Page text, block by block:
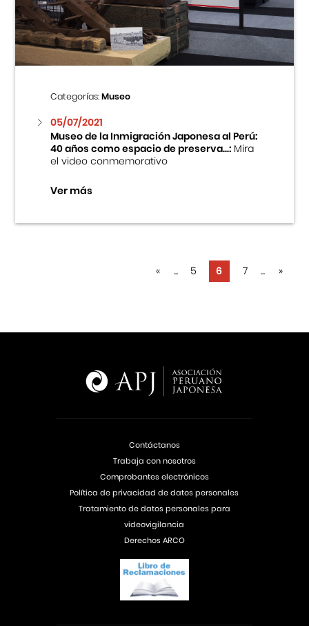
Categorías:Museo
05/07/2021
Museo de la Inmigración Japonesa al Perú:
40 años como espacio de preserva...:Mira
el video conmemorativo
Ver más
« ... 5 6 7 ... »
Contáctanos
Trabaja con nosotros
Comprobantes electrónicos
Política de privacidad de datos personales
Tratamiento de datos personales para
videovigilancia
Derechos ARCO